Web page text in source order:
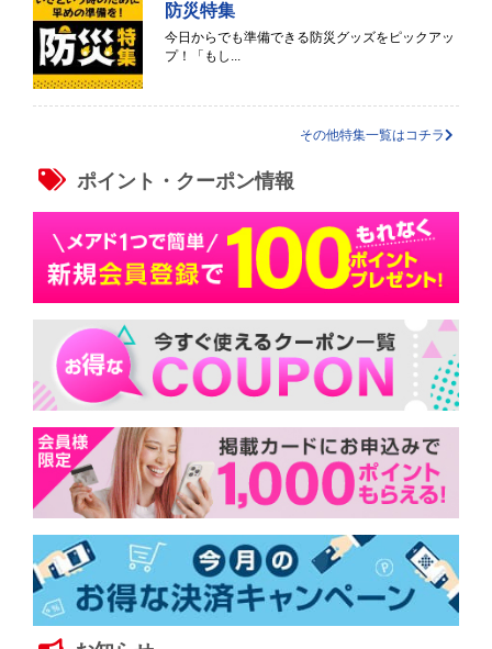
防災特集
今日からでも準備できる防災グッズをピックアッ
プ！「もし...
その他特集一覧はコチラ
ポイント・クーポン情報